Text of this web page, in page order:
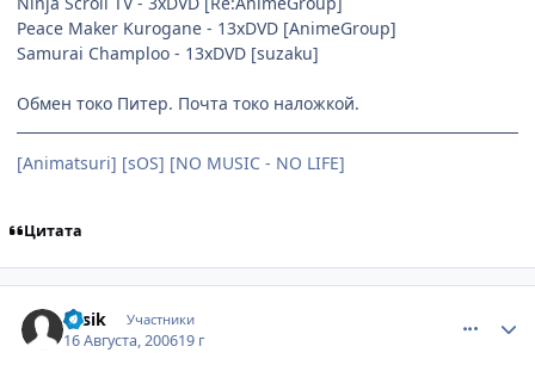
Peace Maker Kurogane - 13xDVD [AnimeGroup]
Samurai Champloo - 13xDVD [suzaku]
Обмен токо Питер. Почта токо наложкой.
[Animatsuri] [sOS] [NO MUSIC - NO LIFE]
Цитата
Fesik Участники
16 Августа, 200619 г